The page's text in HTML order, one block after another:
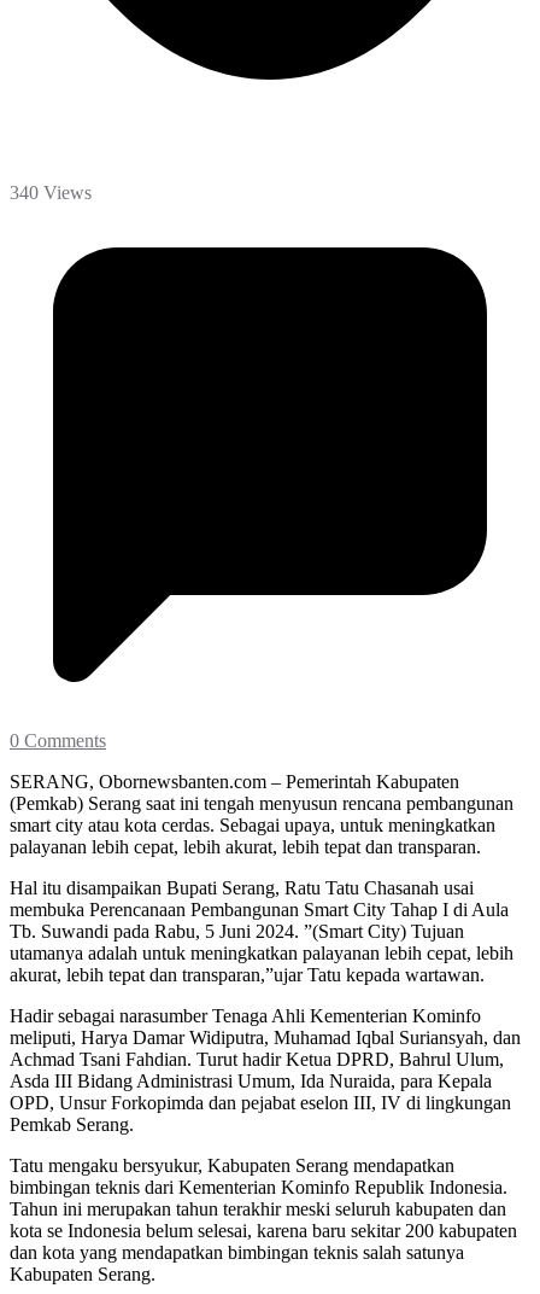
340 Views
0 Comments
SERANG, Obornewsbanten.com – Pemerintah Kabupaten
(Pemkab) Serang saat ini tengah menyusun rencana pembangunan
smart city atau kota cerdas. Sebagai upaya, untuk meningkatkan
palayanan lebih cepat, lebih akurat, lebih tepat dan transparan.
Hal itu disampaikan Bupati Serang, Ratu Tatu Chasanah usai
membuka Perencanaan Pembangunan Smart City Tahap I di Aula
Tb. Suwandi pada Rabu, 5 Juni 2024. ”(Smart City) Tujuan
utamanya adalah untuk meningkatkan palayanan lebih cepat, lebih
akurat, lebih tepat dan transparan,”ujar Tatu kepada wartawan.
Hadir sebagai narasumber Tenaga Ahli Kementerian Kominfo
meliputi, Harya Damar Widiputra, ⁠Muhamad Iqbal Suriansyah, dan
⁠Achmad Tsani Fahdian. Turut hadir Ketua DPRD, Bahrul Ulum,
Asda III Bidang Administrasi Umum, Ida Nuraida, para Kepala
OPD, Unsur Forkopimda dan pejabat eselon III, IV di lingkungan
Pemkab Serang.
Tatu mengaku bersyukur, Kabupaten Serang mendapatkan
bimbingan teknis dari Kementerian Kominfo Republik Indonesia.
Tahun ini merupakan tahun terakhir meski seluruh kabupaten dan
kota se Indonesia belum selesai, karena baru sekitar 200 kabupaten
dan kota yang mendapatkan bimbingan teknis salah satunya
Kabupaten Serang.